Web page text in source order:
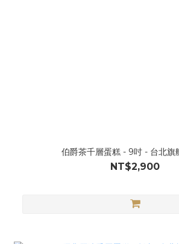
伯爵茶千層蛋糕 - 9吋 - 台北旗
NT$2,900